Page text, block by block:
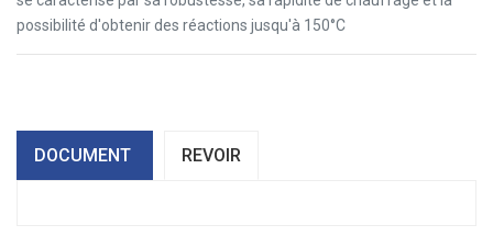
possibilité d'obtenir des réactions jusqu'à 150°C
DOCUMENT REVOIR